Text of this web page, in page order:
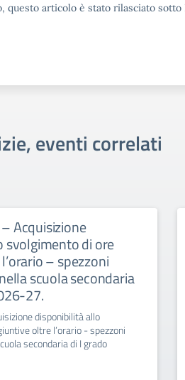
questo articolo è stato rilasciato
eventi correlati
Acquisizione
svolgimento di ore
– spezzoni
scuola secondaria
27.
disponibilità allo
oltre l’orario - spezzoni
secondaria di I grado